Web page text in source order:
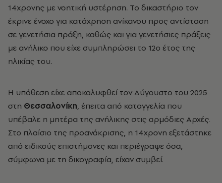
14χρονης με νοητική υστέρηση. Το δικαστήριο τον
έκρινε ένοχο για κατάχρηση ανίκανου προς αντίσταση
σε γενετήσια πράξη, καθώς και για γενετήσιες πράξεις
με ανήλικο που είχε συμπληρώσει το 12ο έτος της
ηλικίας του.
Η υπόθεση είχε αποκαλυφθεί τον Αύγουστο του 2025
στη Θεσσαλονίκη, έπειτα από καταγγελία που
υπέβαλε η μητέρα της ανήλικης στις αρμόδιες Αρχές.
Στο πλαίσιο της προανάκρισης, η 14χρονη εξετάστηκε
από ειδικούς επιστήμονες και περιέγραψε όσα,
σύμφωνα με τη δικογραφία, είχαν συμβεί.